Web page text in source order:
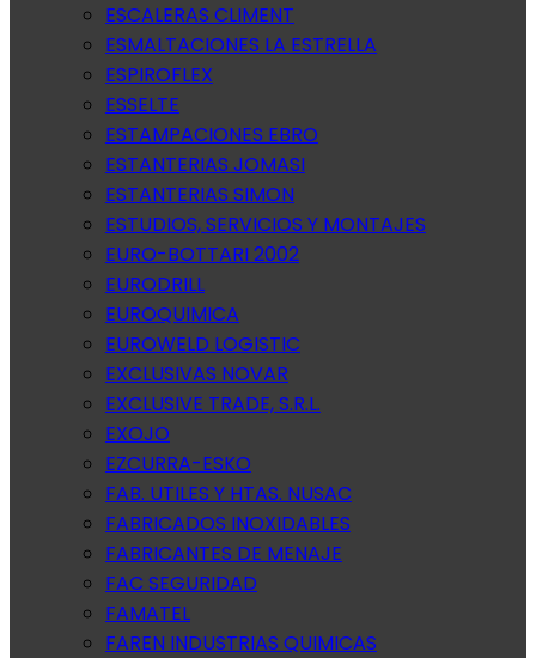
ESCALERAS CLIMENT
ESMALTACIONES LA ESTRELLA
ESPIROFLEX
ESSELTE
ESTAMPACIONES EBRO
ESTANTERIAS JOMASI
ESTANTERIAS SIMON
ESTUDIOS, SERVICIOS Y MONTAJES
EURO-BOTTARI 2002
EURODRILL
EUROQUIMICA
EUROWELD LOGISTIC
EXCLUSIVAS NOVAR
EXCLUSIVE TRADE, S.R.L.
EXOJO
EZCURRA-ESKO
FAB. UTILES Y HTAS. NUSAC
FABRICADOS INOXIDABLES
FABRICANTES DE MENAJE
FAC SEGURIDAD
FAMATEL
FAREN INDUSTRIAS QUIMICAS